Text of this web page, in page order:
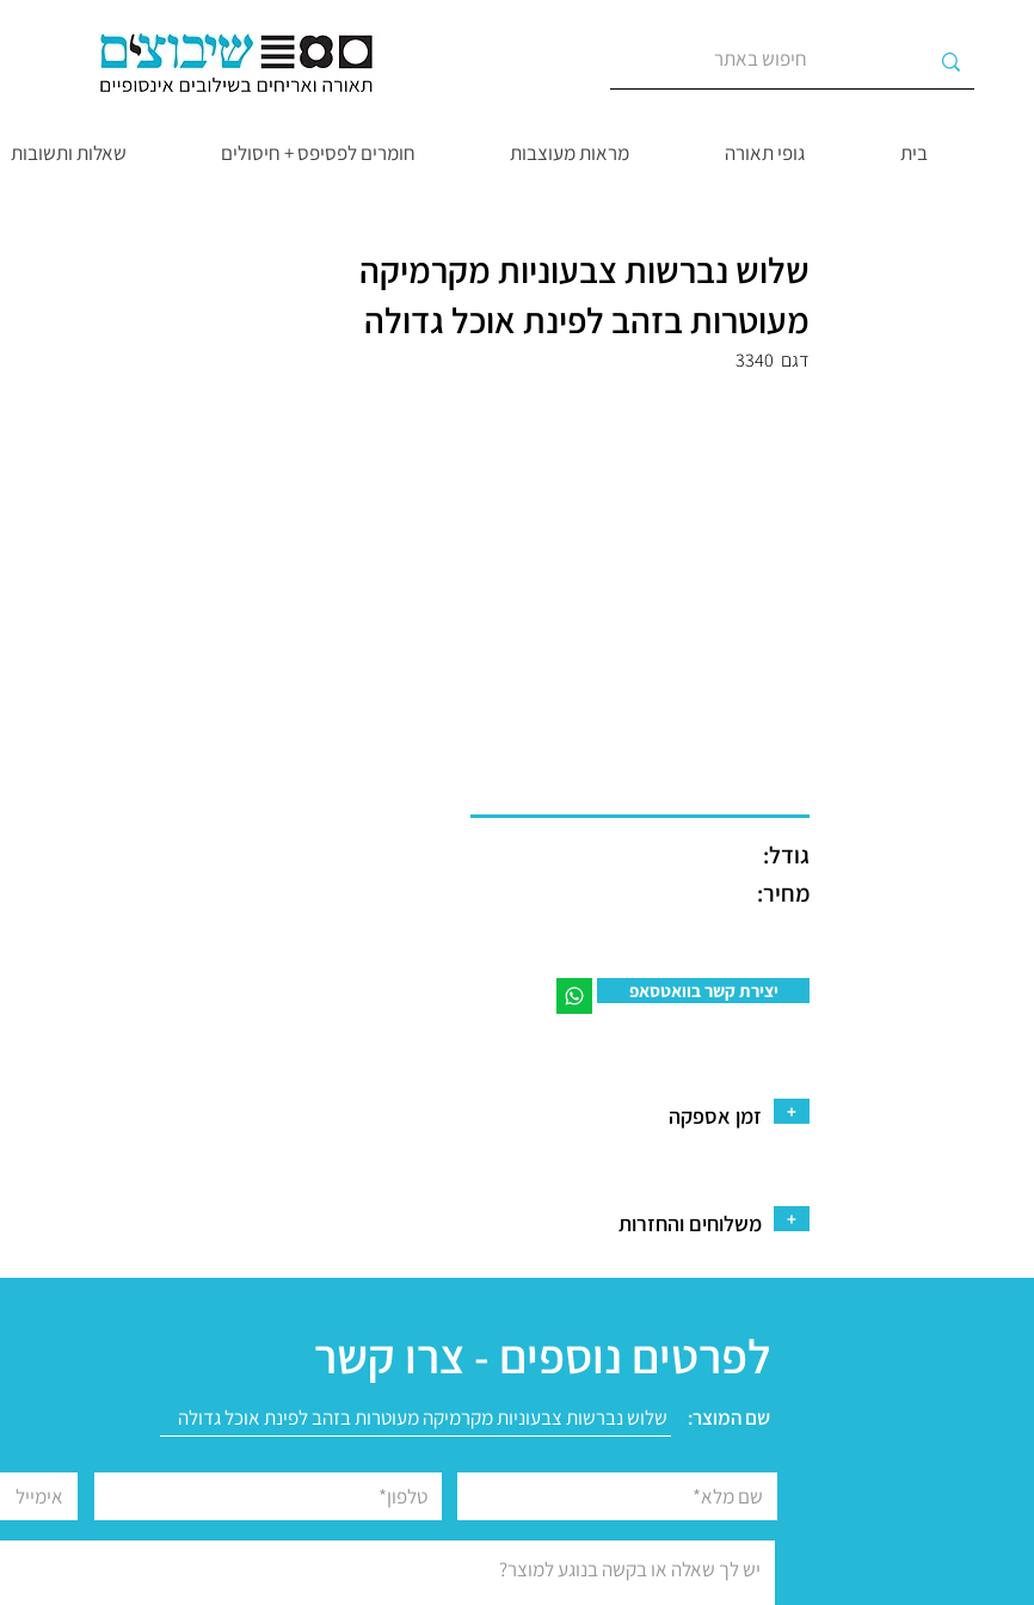
בית גופי תאורה מראות מעוצבות חומרים לפסיפס + חיסולים שאלות ותשובות
שלוש נברשות צבעוניות מקרמיקה
מעוטרות בזהב לפינת אוכל גדולה
3340 דגם
גודל:
מחיר:
יצירת קשר בוואטסאפ
זמן אספקה +
משלוחים והחזרות +
לפרטים נוספים - צרו קשר
שם המוצר: